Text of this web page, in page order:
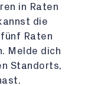
in Raten
die
Raten
Melde dich
Standorts,